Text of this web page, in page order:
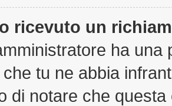
ricevuto un
ha una
tu ne abbia
di notare che